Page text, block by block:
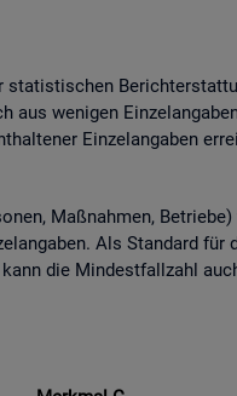
sta­tis­ti­schen
aus we­ni­gen
Ein­zel­an­ga­ben
Maß­nah­men,
Als Stan­dard
die Min­dest­fall­zahl